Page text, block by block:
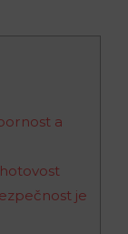
a
je